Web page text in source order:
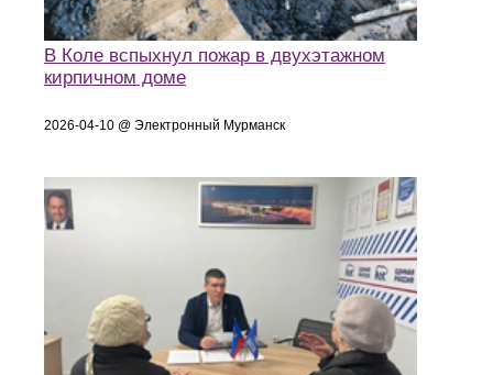
В Коле вспыхнул пожар в двухэтажном
кирпичном доме
2026-04-10 @ Электронный Мурманск